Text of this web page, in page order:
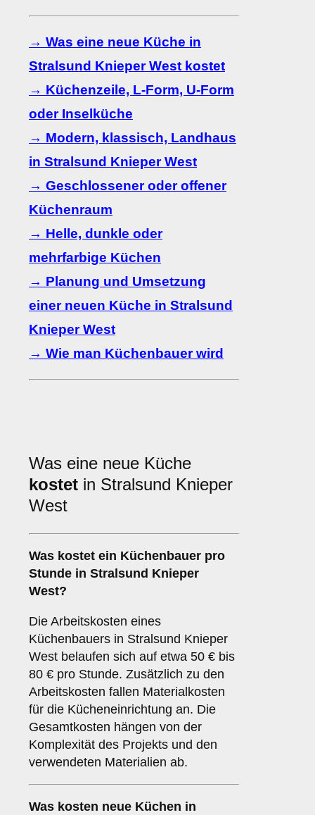
→ Was eine neue Küche in
Stralsund Knieper West kostet
→ Küchenzeile, L-Form, U-Form
oder Inselküche
→ Modern, klassisch, Landhaus
in Stralsund Knieper West
→ Geschlossener oder offener
Küchenraum
→ Helle, dunkle oder
mehrfarbige Küchen
→ Planung und Umsetzung
einer neuen Küche in Stralsund
Knieper West
→ Wie man Küchenbauer wird
Was eine neue Küche
kostet in Stralsund Knieper
West
Was kostet ein Küchenbauer pro
Stunde in Stralsund Knieper
West?
Die Arbeitskosten eines
Küchenbauers in Stralsund Knieper
West belaufen sich auf etwa 50 € bis
80 € pro Stunde. Zusätzlich zu den
Arbeitskosten fallen Materialkosten
für die Kücheneinrichtung an. Die
Gesamtkosten hängen von der
Komplexität des Projekts und den
verwendeten Materialien ab.
Was kosten neue Küchen in